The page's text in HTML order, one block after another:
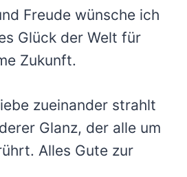
Freude wünsche ich
Glück der Welt für
Zukunft.
zueinander strahlt
Glanz, der alle um
Alles Gute zur